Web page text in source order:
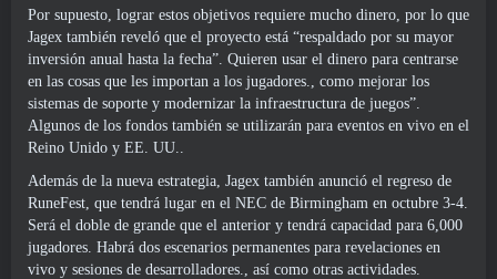
Por supuesto, lograr estos objetivos requiere mucho dinero, por lo que
Jagex también reveló que el proyecto está “respaldado por su mayor
inversión anual hasta la fecha”. Quieren usar el dinero para centrarse
en las cosas que les importan a los jugadores., como mejorar los
sistemas de soporte y modernizar la infraestructura de juegos”.
Algunos de los fondos también se utilizarán para eventos en vivo en el
Reino Unido y EE. UU..
Además de la nueva estrategia, Jagex también anunció el regreso de
RuneFest, que tendrá lugar en el NEC de Birmingham en octubre 3-4.
Será el doble de grande que el anterior y tendrá capacidad para 6,000
jugadores. Habrá dos escenarios permanentes para revelaciones en
vivo y sesiones de desarrolladores., así como otras actividades.